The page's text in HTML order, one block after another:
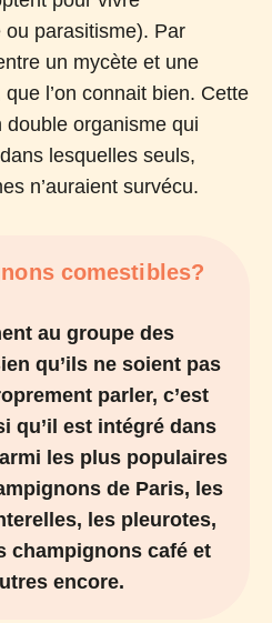
parasitisme). Par
un mycète et une
l’on connait bien. Cette
organisme qui
lesquelles seuls,
n’auraient survécu.
comestibles?
au groupe des
qu’ils ne soient pas
parler, c’est
qu’il est intégré dans
les plus populaires
de Paris, les
les pleurotes,
champignons café et
encore.